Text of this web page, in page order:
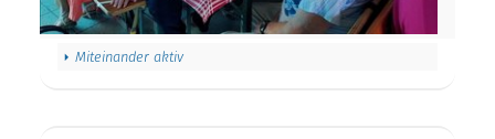
Miteinander aktiv